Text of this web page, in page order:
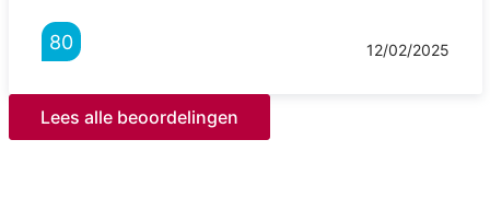
80 12/02/2025
Lees alle beoordelingen